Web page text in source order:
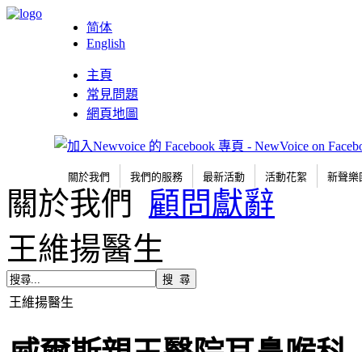
简体
English
主頁
常見問題
網頁地圖
關於我們 我們的服務 最新活動 活動花絮 新聲樂
關於我們
顧問獻辭
王維揚醫生
王維揚醫生